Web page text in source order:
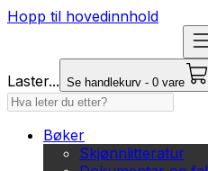
Hopp til hovedinnhold
Laster... Se handlekurv - 0 vare
Bøker
Skjønnlitteratur